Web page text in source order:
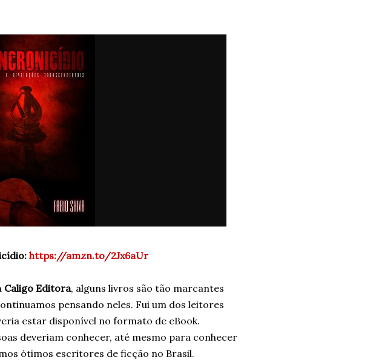
https://amzn.to/2Jx6aUr
Caligo Editora, alguns livros são tão marcantes
pensando neles. Fui um dos leitores
estar disponível no formato de eBook.
deveriam conhecer, até mesmo para conhecer
ótimos escritores de ficção no Brasil.